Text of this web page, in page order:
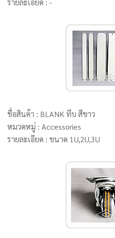
รายละเอียด : -
ชื่อสินค้า : BLANK ทึบ สีขาว
หมวดหมู่ : Accessories
รายละเอียด : ขนาด 1U,2U,3U